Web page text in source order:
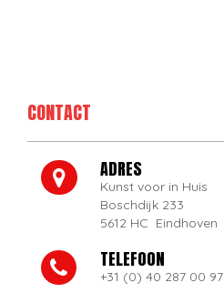
CONTACT
ADRES
Kunst voor in Huis
Boschdijk 233
5612 HC Eindhoven
TELEFOON
+31 (0) 40 287 00 97